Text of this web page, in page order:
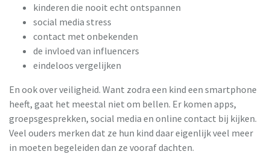
kinderen die nooit echt ontspannen
social media stress
contact met onbekenden
de invloed van influencers
eindeloos vergelijken
En ook over veiligheid. Want zodra een kind een smartphone
heeft, gaat het meestal niet om bellen. Er komen apps,
groepsgesprekken, social media en online contact bij kijken.
Veel ouders merken dat ze hun kind daar eigenlijk veel meer
in moeten begeleiden dan ze vooraf dachten.